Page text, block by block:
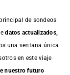
de sondeos
datos actualizados,
una ventana única
en este viaje
nuestro futuro